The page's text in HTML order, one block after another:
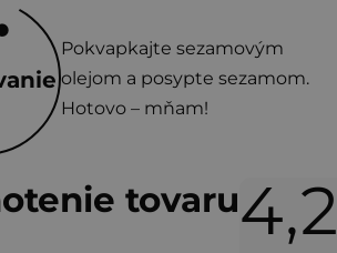
Pokvapkajte sezamovým
olejom a posypte sezamom.
Hotovo – mňam!
tovaru4,2